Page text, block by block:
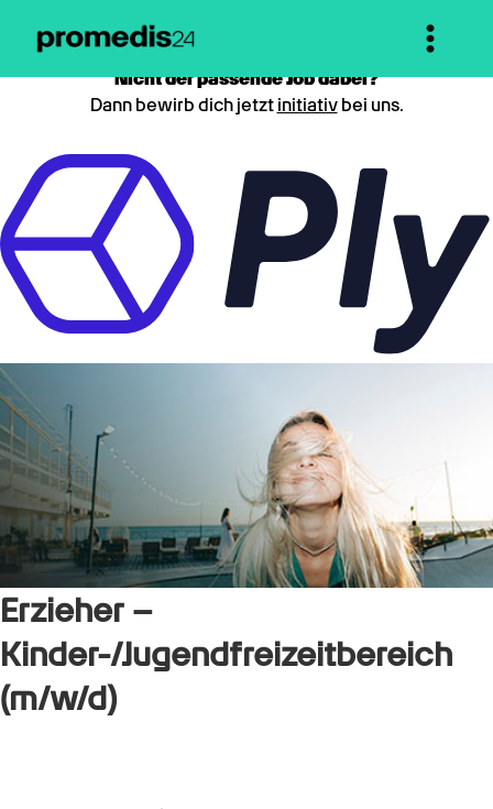
Nicht der passende Job dabei?
Dann bewirb dich jetzt initiativbei uns.
Erzieher –
Kinder-/Jugendfreizeitbereich
(m/w/d)